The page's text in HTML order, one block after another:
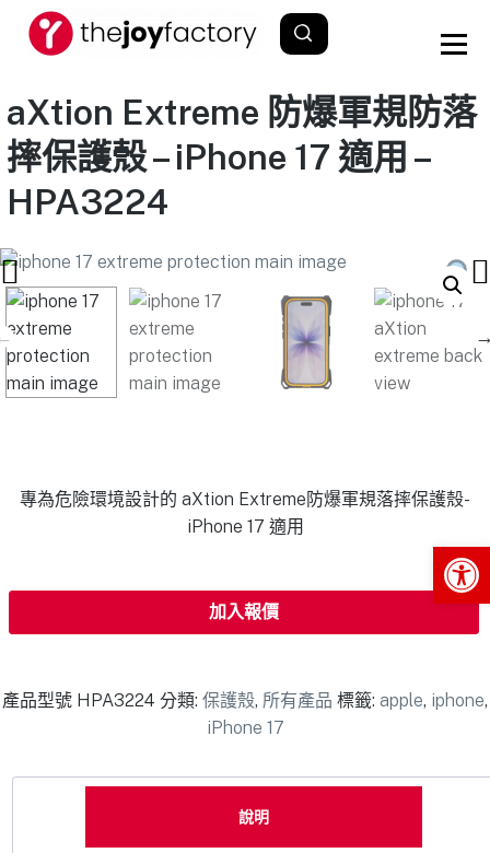
aXtion Extreme 防爆軍規防落
摔保護殼 – iPhone 17 適用 –
HPA3224
專為危險環境設計的 aXtion Extreme防爆軍規落摔保護殼-
iPhone 17 適用
加入報價
產品型號 HPA3224 分類: 保護殼, 所有產品 標籤: apple, iphone,
iPhone 17
說明